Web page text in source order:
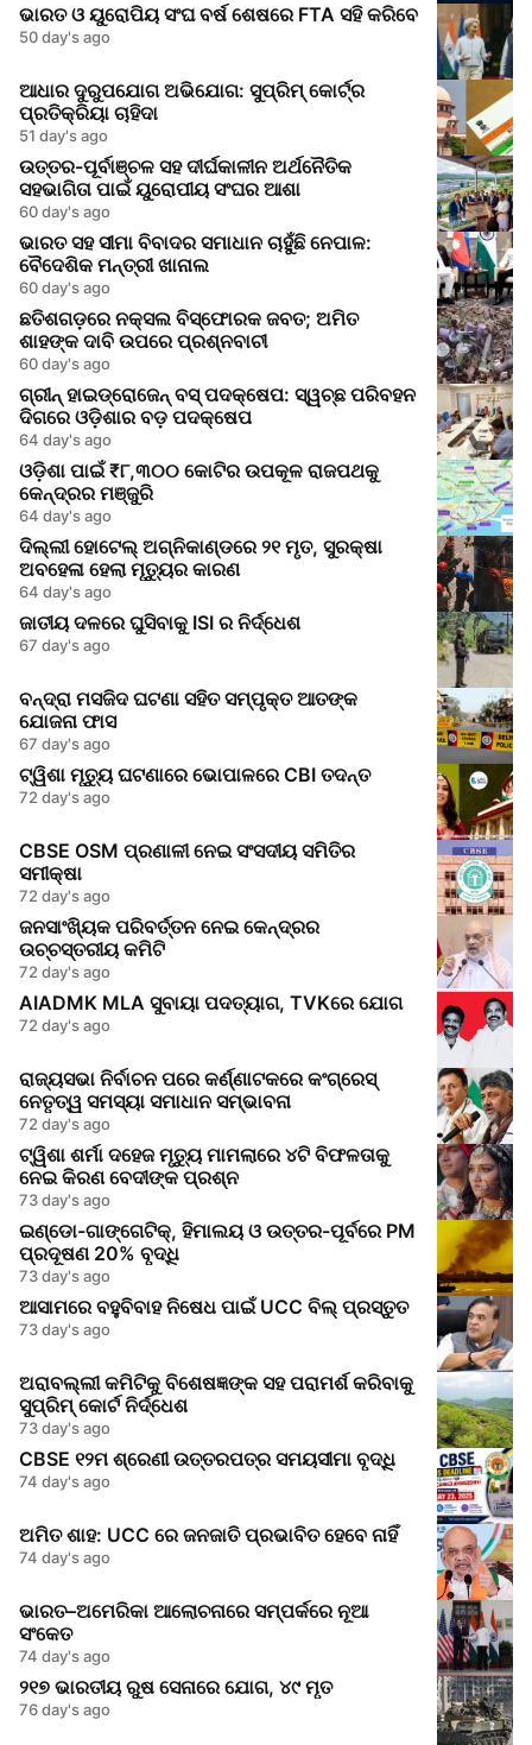
ଭାରତ ଓ ୟୁରୋପିୟ ସଂଘ ବର୍ଷ ଶେଷରେ FTA ସହି କରିବେ
50 day's ago
ଆଧାର ଦୁରୁପଯୋଗ ଅଭିଯୋଗ: ସୁପ୍ରିମ୍ କୋର୍ଟ୍‌ର
ପ୍ରତିକ୍ରିୟା ଚାହିଦା
51 day's ago
ଉତ୍ତର-ପୂର୍ବାଞ୍ଚଳ ସହ ଦୀର୍ଘକାଳୀନ ଅର୍ଥନୈତିକ
ସହଭାଗିତା ପାଇଁ ୟୁରୋପୀୟ ସଂଘର ଆଶା
60 day's ago
ଭାରତ ସହ ସୀମା ବିବାଦର ସମାଧାନ ଚାହୁଁଛି ନେପାଳ:
ବୈଦେଶିକ ମନ୍ତ୍ରୀ ଖାନାଲ
60 day's ago
ଛତିଶଗଡ଼ରେ ନକ୍ସଲ ବିସ୍ଫୋରକ ଜବତ; ଅମିତ
ଶାହଙ୍କ ଦାବି ଉପରେ ପ୍ରଶ୍ନବାଚୀ
60 day's ago
ଗ୍ରୀନ୍ ହାଇଡ୍ରୋଜେନ୍ ବସ୍ ପଦକ୍ଷେପ: ସ୍ୱଚ୍ଛ ପରିବହନ
ଦିଗରେ ଓଡ଼ିଶାର ବଡ଼ ପଦକ୍ଷେପ
64 day's ago
ଓଡ଼ିଶା ପାଇଁ ₹୮,୩୦୦ କୋଟିର ଉପକୂଳ ରାଜପଥକୁ
କେନ୍ଦ୍ରର ମଞ୍ଜୁରି
64 day's ago
ଦିଲ୍ଲୀ ହୋଟେଲ୍ ଅଗ୍ନିକାଣ୍ଡରେ ୨୧ ମୃତ, ସୁରକ୍ଷା
ଅବହେଳା ହେଲା ମୃତ୍ୟୁର କାରଣ
64 day's ago
ଜାତୀୟ ଦଳରେ ଘୁସିବାକୁ ISI ର ନିର୍ଦ୍ଧେଶ
67 day's ago
ବନ୍ଦ୍ରା ମସଜିଦ ଘଟଣା ସହିତ ସମ୍ପୃକ୍ତ ଆତଙ୍କ
ଯୋଜନା ଫାସ
67 day's ago
ଟ୍ୱିଶା ମୃତ୍ୟୁ ଘଟଣାରେ ଭୋପାଳରେ CBI ତଦନ୍ତ
72 day's ago
CBSE OSM ପ୍ରଣାଳୀ ନେଇ ସଂସଦୀୟ ସମିତିର
ସମୀକ୍ଷା
72 day's ago
ଜନସାଂଖ୍ୟିକ ପରିବର୍ତ୍ତନ ନେଇ କେନ୍ଦ୍ରର
ଉଚ୍ଚସ୍ତରୀୟ କମିଟି
72 day's ago
AIADMK MLA ସୁବାୟା ପଦତ୍ୟାଗ, TVKରେ ଯୋଗ
72 day's ago
ରାଜ୍ୟସଭା ନିର୍ବାଚନ ପରେ କର୍ଣ୍ଣାଟକରେ କଂଗ୍ରେସ୍
ନେତୃତ୍ୱ ସମସ୍ୟା ସମାଧାନ ସମ୍ଭାବନା
72 day's ago
ଟ୍ୱିଶା ଶର୍ମା ଦହେଜ ମୃତ୍ୟୁ ମାମଲାରେ ୪ଟି ବିଫଳତାକୁ
ନେଇ କିରଣ ବେଦୀଙ୍କ ପ୍ରଶ୍ନ
73 day's ago
ଇଣ୍ଡୋ-ଗାଙ୍ଗେଟିକ୍, ହିମାଲୟ ଓ ଉତ୍ତର-ପୂର୍ବରେ PM
ପ୍ରଦୂଷଣ 20% ବୃଦ୍ଧି
73 day's ago
ଆସାମରେ ବହୁବିବାହ ନିଷେଧ ପାଇଁ UCC ବିଲ୍ ପ୍ରସ୍ତୁତ
73 day's ago
ଅରାବଲ୍ଲୀ କମିଟିକୁ ବିଶେଷଜ୍ଞଙ୍କ ସହ ପରାମର୍ଶ କରିବାକୁ
ସୁପ୍ରିମ୍‌ କୋର୍ଟ ନିର୍ଦ୍ଧେଶ
73 day's ago
CBSE ୧୨ମ ଶ୍ରେଣୀ ଉତ୍ତରପତ୍ର ସମୟସୀମା ବୃଦ୍ଧି
74 day's ago
ଅମିତ ଶାହ: UCC ରେ ଜନଜାତି ପ୍ରଭାବିତ ହେବେ ନାହିଁ
74 day's ago
ଭାରତ–ଅମେରିକା ଆଲୋଚନାରେ ସମ୍ପର୍କରେ ନୂଆ
ସଂକେତ
74 day's ago
୨୧୭ ଭାରତୀୟ ରୁଷ ସେନାରେ ଯୋଗ, ୪୯ ମୃତ
76 day's ago